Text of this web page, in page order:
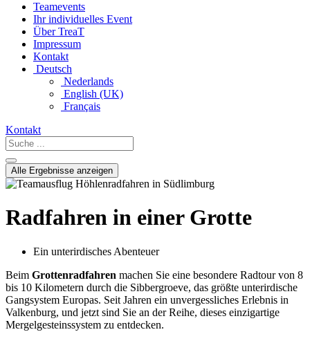
Teamevents
Ihr individuelles Event
Über TreaT
Impressum
Kontakt
Deutsch
Nederlands
English (UK)
Français
Kontakt
Suche
...
Alle Ergebnisse anzeigen
Radfahren in einer Grotte
Ein unterirdisches Abenteuer
Beim Grottenradfahren machen Sie eine besondere Radtour von 8
bis 10 Kilometern durch die Sibbergroeve, das größte unterirdische
Gangsystem Europas. Seit Jahren ein unvergessliches Erlebnis in
Valkenburg, und jetzt sind Sie an der Reihe, dieses einzigartige
Mergelgesteinssystem zu entdecken.